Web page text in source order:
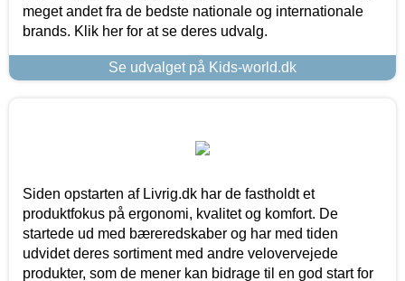
meget andet fra de bedste nationale og internationale
brands. Klik her for at se deres udvalg.
Se udvalget på Kids-world.dk
Siden opstarten af Livrig.dk har de fastholdt et
produktfokus på ergonomi, kvalitet og komfort. De
startede ud med bæreredskaber og har med tiden
udvidet deres sortiment med andre velovervejede
produkter, som de mener kan bidrage til en god start for